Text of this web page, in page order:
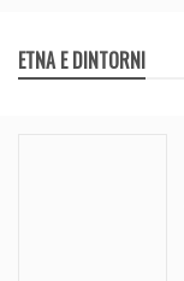
ETNA E DINTORNI